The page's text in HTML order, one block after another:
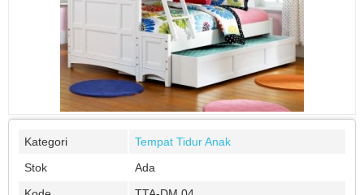
Kategori
Tempat Tidur Anak
Stok
Ada